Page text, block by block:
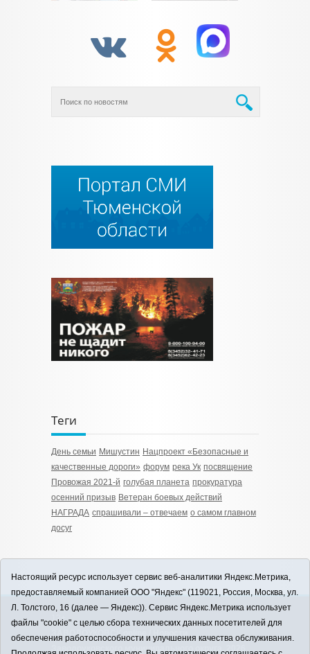
Теги
День семьи Мишустин Нацпроект «Безопасные и
качественные дороги» форум река Ук посвящение
Провожая 2021-й голубая планета прокуратура
осенний призыв Ветеран боевых действий
НАГРАДА спрашивали – отвечаем о самом главном
досуг
12+
ЗАВОДОУКОВСК online / Новости
Заводоуковского муниципального округа, 2026
Настоящий ресурс использует сервис веб-аналитики Яндекс.Метрика,
предоставляемый компанией ООО "Яндекс" (119021, Россия, Москва, ул.
Л. Толстого, 16 (далее — Яндекс)). Сервис Яндекс.Метрика использует
файлы "cookie" с целью сбора технических данных посетителей для
обеспечения работоспособности и улучшения качества обслуживания.